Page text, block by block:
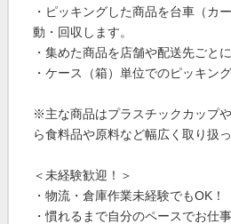
・ピッキングした商品を台車（カ
動・回収します。
・集めた商品を店舗や配送先ごと
・ケース（箱）単位でのピッキン
※主な商品はプラスチックカップ
ら食料品や原料など幅広く取り扱っ
＜未経験歓迎！＞
・物流・倉庫作業未経験でもOK！
・慣れるまで自分のペースでお仕事